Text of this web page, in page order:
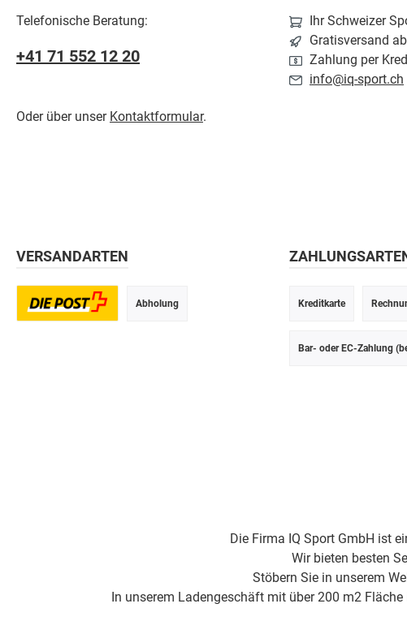
Telefonische Beratung:
+41 71 552 12 20
Oder über unser Kontaktformular.
Ihr Schweizer
Gratisversand
Zahlung per
info@iq-sport.ch
VERSANDARTEN
Abholung Kreditkarte
Bar- oder EC-Zahlung
Die Firma IQ Sport GmbH ist
Wir bieten besten
Stöbern Sie in unserem
In unserem Ladengeschäft mit über 200 m2